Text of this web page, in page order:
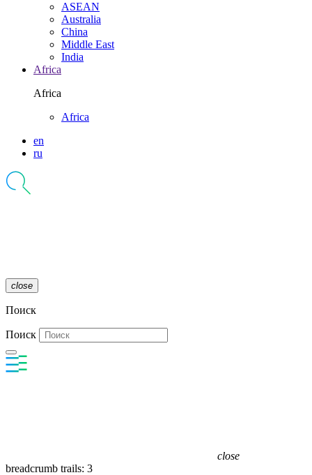
ASEAN
Australia
China
Middle East
India
Africa
Africa
Africa
en
ru
close
Поиск
Поиск
close
breadcrumb trails: 3